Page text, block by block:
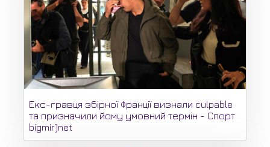
Екс-гравця збірної Франції визнали culpable
та призначили йому умовний термін - Спорт
bigmir)net